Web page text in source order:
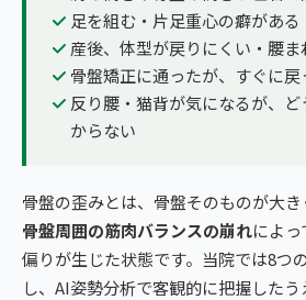
足を組む・片足重心の癖がある
産後、体型が戻りにくい・腰ま
骨盤矯正に通ったが、すぐに戻
反り腰・猫背が気になるが、
からない
骨盤の歪みとは、骨盤そのものが大き
骨盤周囲の筋肉バランスの崩れによ
偏りが生じた状態です。当院では8つ
し、AI姿勢分析で客観的に把握した